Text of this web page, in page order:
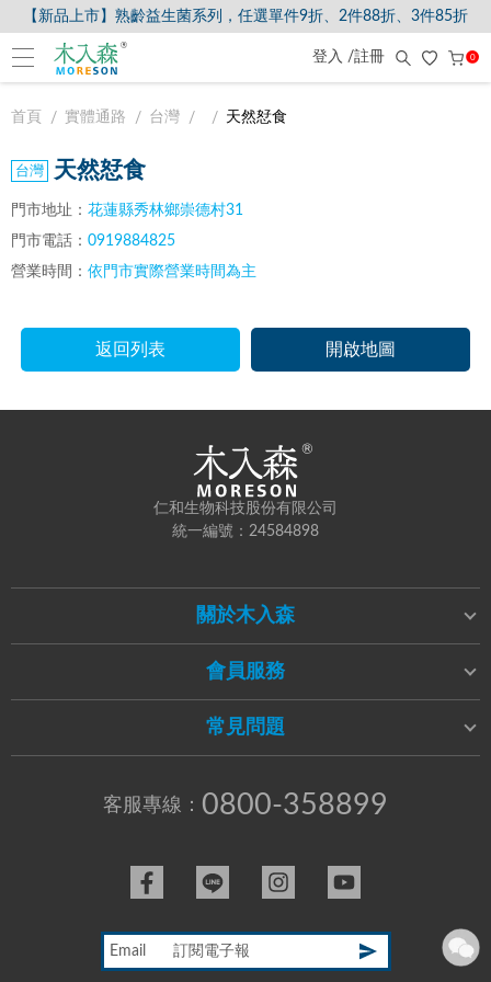
【新品上市】熟齡益生菌系列，任選單件9折、2件88折、3件85折
登入 /註冊 0
首頁 實體通路 台灣 天然恏食
天然恏食
門市地址： 花蓮縣秀林鄉崇德村31
門市電話： 0919884825
營業時間： 依門市實際營業時間為主
返回列表 開啟地圖
仁和生物科技股份有限公司
統一編號：24584898
關於木入森
會員服務
常見問題
客服專線： 0800-358899
Email